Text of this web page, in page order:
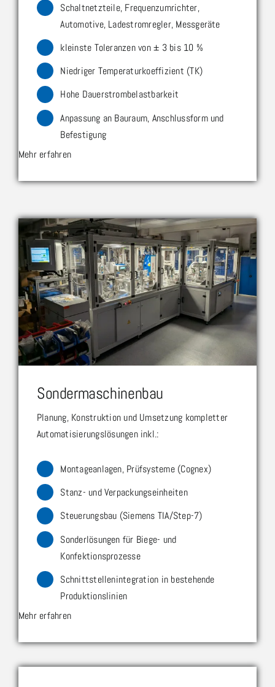
Schaltnetzteile, Frequenzumrichter,
Automotive, Ladestromregler, Messgeräte
kleinste Toleranzen von ± 3 bis 10 %
Niedriger Temperaturkoeffizient (TK)
Hohe Dauerstrombelastbarkeit
Anpassung an Bauraum, Anschlussform und
Befestigung
Mehr erfahren
Sondermaschinenbau
Planung, Konstruktion und Umsetzung kompletter
Automatisierungslösungen inkl.:
Montageanlagen, Prüfsysteme (Cognex)
Stanz- und Verpackungseinheiten
Steuerungsbau (Siemens TIA/Step-7)
Sonderlösungen für Biege- und
Konfektionsprozesse
Schnittstellenintegration in bestehende
Produktionslinien
Mehr erfahren